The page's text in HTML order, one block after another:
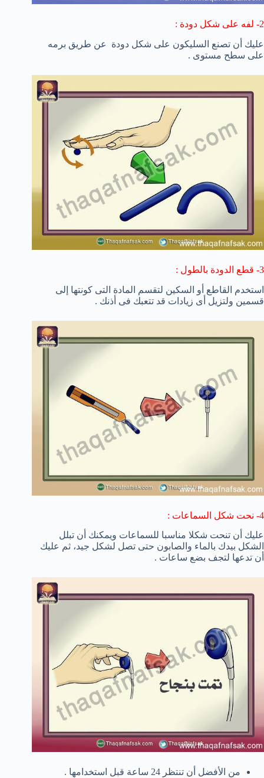
2- لفه على شكل دودة :
عليك أن تصنع السليكون على شكل دودة عن طريق برمه
على سطح مستوى .
3- قطع الدودة بالطول :
استخدم القاطع أو السكين لتقسم المادة التى كونتها إلى
قسمين ولتزيل أى زيادات قد تتعبك فى أذنك .
4- نحت شكل السماعات :
عليك أن تنحت شكلا مناسبا للسماعات ويمكنك أن تبلل
الشكل بيدك بالماء والصابون حتى تصل لشكل جيد، ثم عليك
أن تدعها لتجف بضع ساعات .
من الأفضل أن تنتظر 24 ساعة قبل استخدامها .